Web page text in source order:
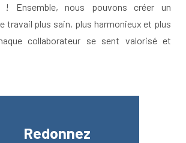
! Ensemble, nous pouvons créer un
travail plus sain, plus harmonieux et plus
collaborateur se sent valorisé et
Redonnez